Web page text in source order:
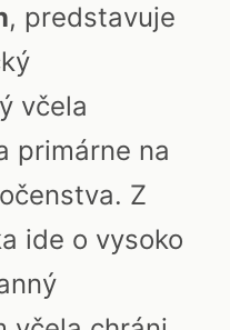
, predstavuje
včela
primárne na
Z
ide o vysoko